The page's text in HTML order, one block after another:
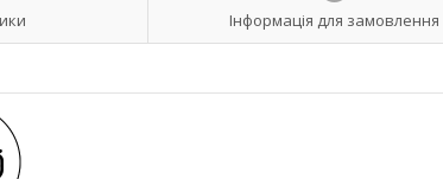
Інформація для замовлення